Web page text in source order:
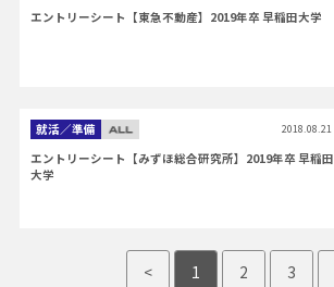
エントリーシート【東急不動産】2019年卒 早稲田大学
就活／準備 2018.08.21
エントリーシート【みずほ総合研究所】2019年卒 早稲田
大学
< 1 2 3